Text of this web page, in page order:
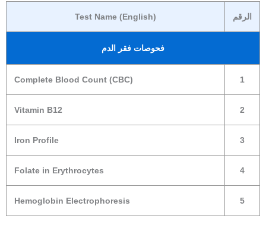
فحوصات فقر الدم
الرقم Test Name (English)
1
Complete Blood Count (CBC)
2
Vitamin B12
3
Iron Profile
4
Folate in Erythrocytes
5
Hemoglobin Electrophoresis